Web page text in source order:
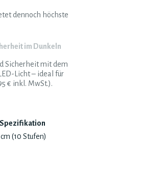
dennoch höchste
im Dunkeln
Sicherheit mit dem
Licht – ideal für
€ inkl. MwSt.).
(10 Stufen)